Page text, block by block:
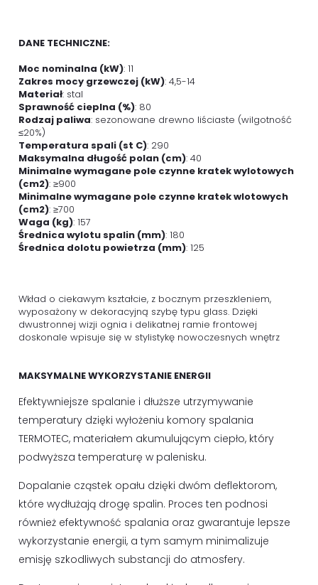
DANE TECHNICZNE:
Moc nominalna (kW): 11
Zakres mocy grzewczej (kW): 4,5-14
Materiał: stal
Sprawność cieplna (%): 80
Rodzaj paliwa: sezonowane drewno liściaste (wilgotność
≤20%)
Temperatura spali (st C): 290
Maksymalna długość polan (cm): 40
Minimalne wymagane pole czynne kratek wylotowych
(cm2): ≥900
Minimalne wymagane pole czynne kratek wlotowych
(cm2): ≥700
Waga (kg): 157
Średnica wylotu spalin (mm): 180
Średnica dolotu powietrza (mm): 125
Wkład o ciekawym kształcie, z bocznym przeszkleniem,
wyposażony w dekoracyjną szybę typu glass. Dzięki
dwustronnej wizji ognia i delikatnej ramie frontowej
doskonale wpisuje się w stylistykę nowoczesnych wnętrz
MAKSYMALNE WYKORZYSTANIE ENERGII
Efektywniejsze spalanie i dłuższe utrzymywanie
temperatury dzięki wyłożeniu komory spalania
TERMOTEC, materiałem akumulującym ciepło, który
podwyższa temperaturę w palenisku.
Dopalanie cząstek opału dzięki dwóm deflektorom,
które wydłużają drogę spalin. Proces ten podnosi
również efektywność spalania oraz gwarantuje lepsze
wykorzystanie energii, a tym samym minimalizuje
emisję szkodliwych substancji do atmosfery.